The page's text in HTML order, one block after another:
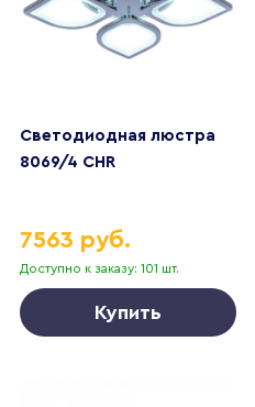
Светодиодная люстра
8069/4 CHR
Доступно к заказу: 101 шт.
7563 руб.
Купить